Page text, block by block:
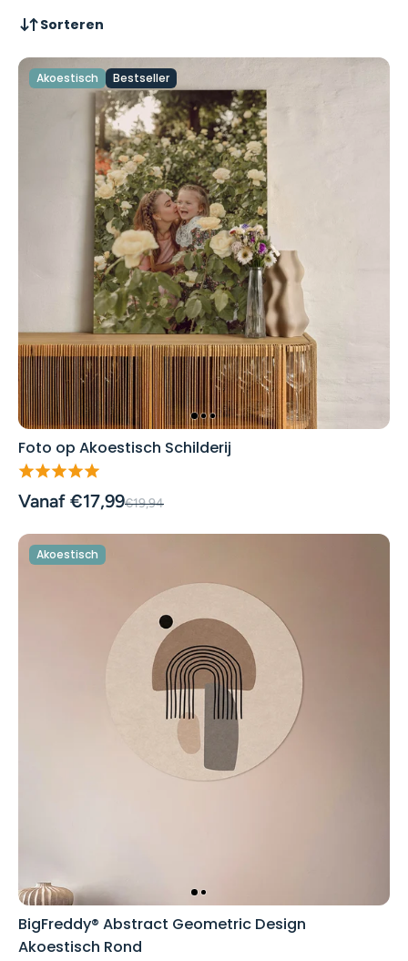
Sorteren
Akoestisch Bestseller
Foto op Akoestisch Schilderij
Vanaf €17,99€19,94
Akoestisch
BigFreddy® Abstract Geometric Design
Akoestisch Rond